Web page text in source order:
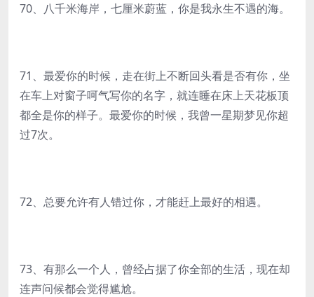
70、八千米海岸，七厘米蔚蓝，你是我永生不遇的海。
71、最爱你的时候，走在街上不断回头看是否有你，坐
在车上对窗子呵气写你的名字，就连睡在床上天花板顶
都全是你的样子。最爱你的时候，我曾一星期梦见你超
过7次。
72、总要允许有人错过你，才能赶上最好的相遇。
73、有那么一个人，曾经占据了你全部的生活，现在却
连声问候都会觉得尴尬。